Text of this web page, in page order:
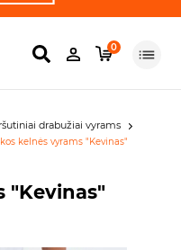
0
drabužiai vyrams
kelnės vyrams "Kevinas"
"Kevinas"